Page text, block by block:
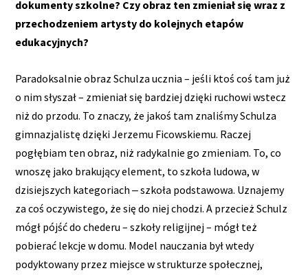
dokumenty szkolne? Czy obraz ten zmieniał się wraz z
przechodzeniem artysty do kolejnych etapów
edukacyjnych?
Paradoksalnie obraz Schulza ucznia – jeśli ktoś coś tam już
o nim słyszał – zmieniał się bardziej dzięki ruchowi wstecz
niż do przodu. To znaczy, że jakoś tam znaliśmy Schulza
gimnazjalistę dzięki Jerzemu Ficowskiemu. Raczej
pogłębiam ten obraz, niż radykalnie go zmieniam. To, co
wnoszę jako brakujący element, to szkoła ludowa, w
dzisiejszych kategoriach ‒ szkoła podstawowa. Uznajemy
za coś oczywistego, że się do niej chodzi. A przecież Schulz
mógł pójść do chederu – szkoły religijnej – mógł też
pobierać lekcje w domu. Model nauczania był wtedy
podyktowany przez miejsce w strukturze społecznej,